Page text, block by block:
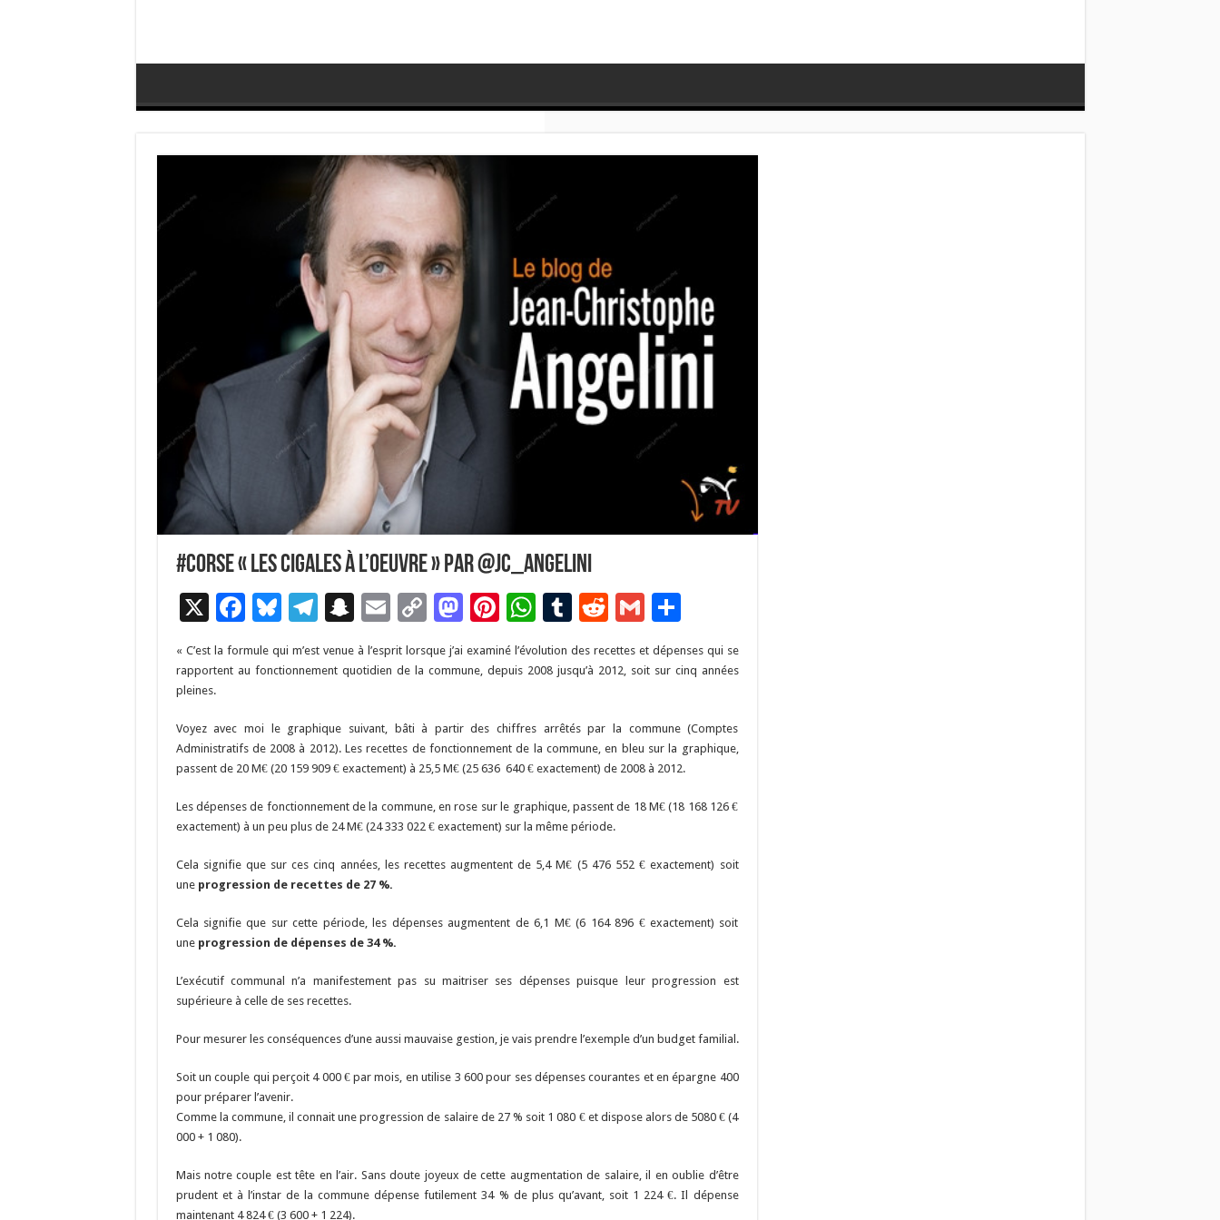
#Corse « Les cigales à l’oeuvre » par @JC_Angelini
X F
ac
e
o
o
k
Bl
u
es
T
e
a
m
S
n
a
c
h
at
E
m
ai
C
p
Li
n
k
M
to
o
n
Pi
nt
er
t
W
h
at
p
p
T
u
m
r
R
d
t
G
m
ai
P
ta
er
« C’est la formule qui m’est venue à l’esprit lorsque j’ai examiné l’évolution des recettes et dépenses qui se
rapportent au fonctionnement quotidien de la commune, depuis 2008 jusqu’à 2012, soit sur cinq années
pleines.
Voyez avec moi le graphique suivant, bâti à partir des chiffres arrêtés par la commune (Comptes
Administratifs de 2008 à 2012). Les recettes de fonctionnement de la commune, en bleu sur la graphique,
passent de 20 M€ (20 159 909 € exactement) à 25,5 M€ (25 636 640 € exactement) de 2008 à 2012.
Les dépenses de fonctionnement de la commune, en rose sur le graphique, passent de 18 M€ (18 168 126 €
exactement) à un peu plus de 24 M€ (24 333 022 € exactement) sur la même période.
Cela signifie que sur ces cinq années, les recettes augmentent de 5,4 M€ (5 476 552 € exactement) soit
une progression de recettes de 27 %.
Cela signifie que sur cette période, les dépenses augmentent de 6,1 M€ (6 164 896 € exactement) soit
une progression de dépenses de 34 %.
L’exécutif communal n’a manifestement pas su maitriser ses dépenses puisque leur progression est
supérieure à celle de ses recettes.
Pour mesurer les conséquences d’une aussi mauvaise gestion, je vais prendre l’exemple d’un budget familial.
Soit un couple qui perçoit 4 000 € par mois, en utilise 3 600 pour ses dépenses courantes et en épargne 400
pour préparer l’avenir.
Comme la commune, il connait une progression de salaire de 27 % soit 1 080 € et dispose alors de 5080 € (4
000 + 1 080).
Mais notre couple est tête en l’air. Sans doute joyeux de cette augmentation de salaire, il en oublie d’être
prudent et à l’instar de la commune dépense futilement 34 % de plus qu’avant, soit 1 224 €. Il dépense
maintenant 4 824 € (3 600 + 1 224).